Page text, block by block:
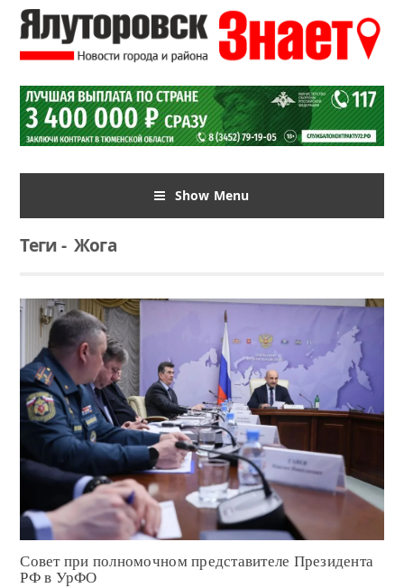
Show Menu
Теги-Жога
Читать
Совет при полномочном представителе Президента
РФ в УрФО